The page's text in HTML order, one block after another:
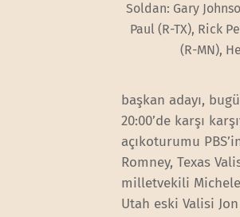
Soldan: Gary
Paul (R-TX), Rick
(R-MN),
başkan adayı,
20:00’de karşı
açıkoturumu
Romney, Texas
milletvekili
Utah eski Valisi